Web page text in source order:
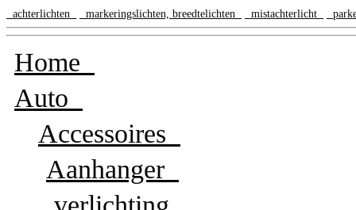
achterlichten markeringslichten, breedtelichten mistachterlicht
Home
Auto
Accessoires
Aanhanger